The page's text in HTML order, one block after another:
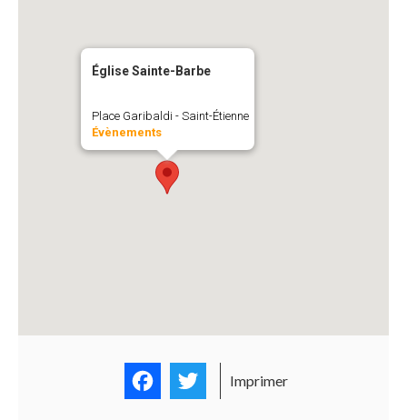
Église Sainte-Barbe
Place Garibaldi - Saint-Étienne
Évènements
FacebookTwitter
Imprimer